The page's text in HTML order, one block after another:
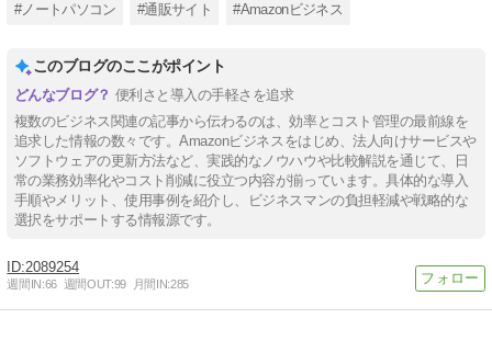
#ノートパソコン #通販サイト #Amazonビジネス
このブログのここがポイント
便利さと導入の手軽さを追求
複数のビジネス関連の記事から伝わるのは、効率とコスト管理の最前線を
追求した情報の数々です。Amazonビジネスをはじめ、法人向けサービスや
ソフトウェアの更新方法など、実践的なノウハウや比較解説を通じて、日
常の業務効率化やコスト削減に役立つ内容が揃っています。具体的な導入
手順やメリット、使用事例を紹介し、ビジネスマンの負担軽減や戦略的な
選択をサポートする情報源です。
2089254
週間IN:66 週間OUT:99 月間IN:285